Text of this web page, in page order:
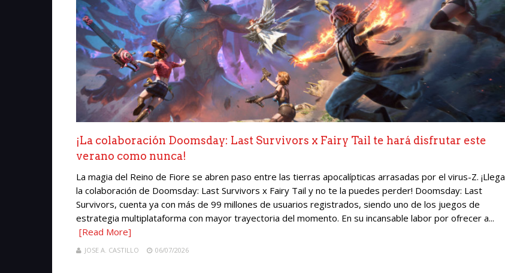
¡La colaboración Doomsday: Last Survivors x Fairy Tail te hará disfrutar este
verano como nunca!
La magia del Reino de Fiore se abren paso entre las tierras apocalípticas arrasadas por el virus-Z. ¡Llega
la colaboración de Doomsday: Last Survivors x Fairy Tail y no te la puedes perder! Doomsday: Last
Survivors, cuenta ya con más de 99 millones de usuarios registrados, siendo uno de los juegos de
estrategia multiplataforma con mayor trayectoria del momento. En su incansable labor por ofrecer a...
[Read More]
JOSE A. CASTILLO 06/07/2026